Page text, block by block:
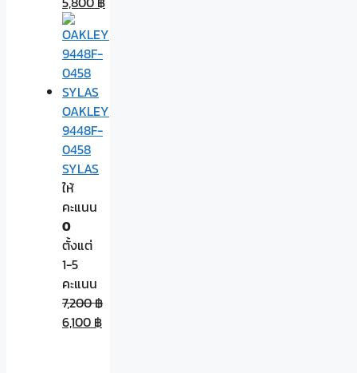
OAKLEY
9448F-
0458
SYLAS
ให้
คะแนน
0
ตั้งแต่
1-5
คะแนน
7,200฿
6,100 ฿